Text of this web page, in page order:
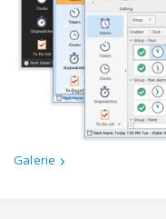
Galerie